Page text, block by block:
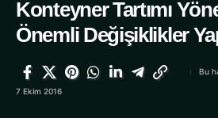
Konteyner Tartımı
Önemli Değişiklikler
7 Ekim 2016
Bu